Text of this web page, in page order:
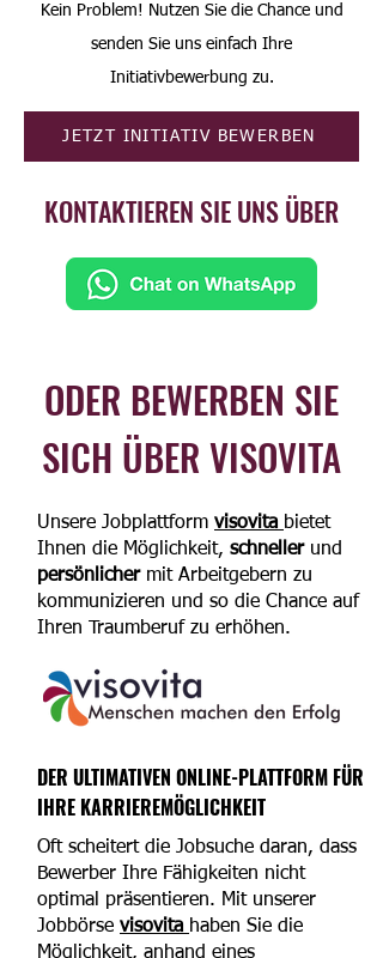
Kein Problem! Nutzen Sie die Chance und
senden Sie uns einfach Ihre
Initiativbewerbung zu.
JETZT INITIATIV BEWERBEN
KONTAKTIEREN SIE UNS ÜBER
ODER BEWERBEN SIE
SICH ÜBER VISOVITA
Unsere Jobplattform visovita bietet
Ihnen die Möglichkeit, schneller und
persönlicher mit Arbeitgebern zu
kommunizieren und so die Chance auf
Ihren Traumberuf zu erhöhen.
DER ULTIMATIVEN ONLINE-PLATTFORM FÜR
IHRE KARRIEREMÖGLICHKEIT
Oft scheitert die Jobsuche daran, dass
Bewerber Ihre Fähigkeiten nicht
optimal präsentieren. Mit unserer
Jobbörse visovita haben Sie die
Möglichkeit, anhand eines